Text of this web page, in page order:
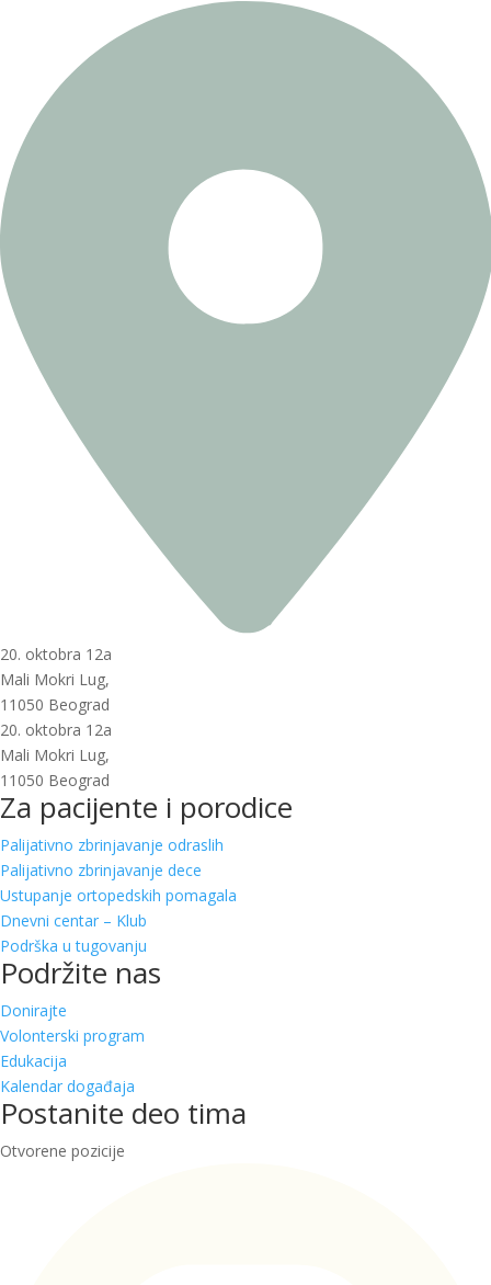
20. oktobra 12a
Mali Mokri Lug,
11050 Beograd
20. oktobra 12a
Mali Mokri Lug,
11050 Beograd
Za pacijente i porodice
Palijativno zbrinjavanje odraslih
Palijativno zbrinjavanje dece
Ustupanje ortopedskih pomagala
Dnevni centar – Klub
Podrška u tugovanju
Podržite nas
Donirajte
Volonterski program
Edukacija
Kalendar događaja
Postanite deo tima
Otvorene pozicije